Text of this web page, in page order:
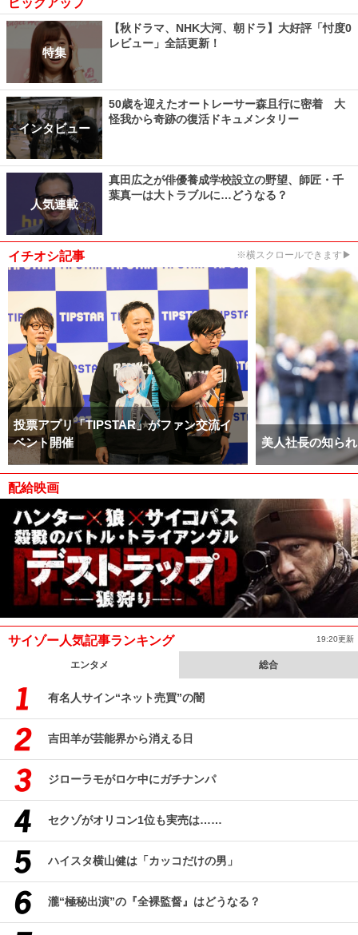
ピックアップ
特集
【秋ドラマ、NHK大河、朝ドラ】大好評「忖度0
レビュー」全話更新！
インタビュー
50歳を迎えたオートレーサー森且行に密着 大
怪我から奇跡の復活ドキュメンタリー
人気連載
真田広之が俳優養成学校設立の野望、師匠・千
葉真一は大トラブルに…どうなる？
イチオシ記事 ※横スクロールできます▶
投票アプリ「TIPSTAR」がファン交流イ
ベント開催
美人社長の知ら
配給映画
サイゾー人気記事ランキング 19:20更新
エンタメ 総合
有名人サイン“ネット売買”の闇
吉田羊が芸能界から消える日
ジローラモがロケ中にガチナンパ
セクゾがオリコン1位も実売は……
ハイスタ横山健は「カッコだけの男」
瀧“極秘出演”の『全裸監督』はどうなる？